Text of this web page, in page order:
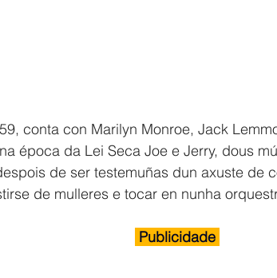
conta con Marilyn Monroe, Jack
época da Lei Seca Joe e Jerry, dous
de ser testemuñas dun axuste de
de mulleres e tocar en nunha
Publicidade